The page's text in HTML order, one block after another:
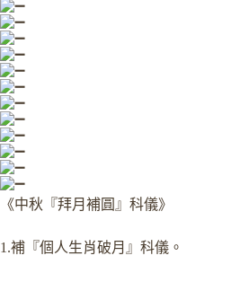
《中秋『拜月補圓』科儀》
1.補『個人生肖破月』科儀。